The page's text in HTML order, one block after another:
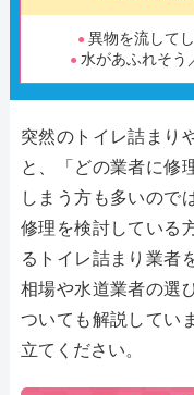
異物を流して
水があふれそう
突然のトイレ詰まり
と、「どの業者に修
しまう方も多いので
修理を検討している
るトイレ詰まり業者
相場や水道業者の選
ついても解説してい
立てください。